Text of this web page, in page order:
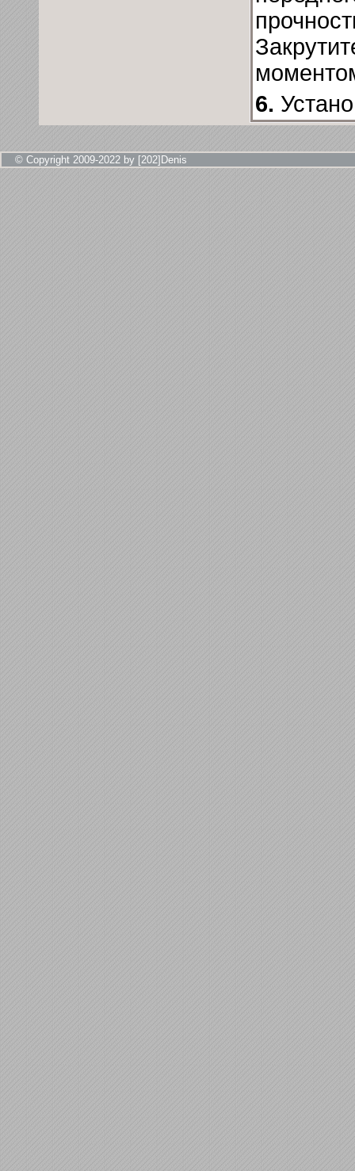
6.
© Copyright 2009-2022 by [202]Denis